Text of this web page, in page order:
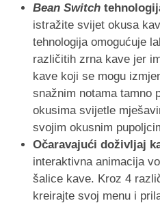
Bean Switch
istražite svijet okusa
tehnologija omogućuje
različitih zrna kave jer
kave koji se mogu
snažnim notama tamno
okusima svijetle
svojim okusnim
Očaravajući doživljaj
interaktivna animacija
šalice kave. Kroz 4
kreirajte svoj menu i